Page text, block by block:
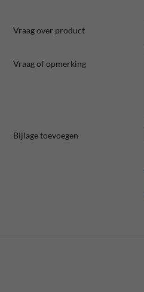
Vraag over product
Vraag of opmerking
Bijlage toevoegen